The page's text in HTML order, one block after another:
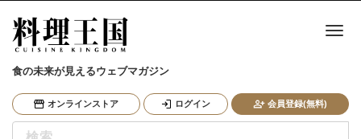
食の未来が見えるウェブマガジン
オンラインストア ログイン 会員登録(無料)
ナ